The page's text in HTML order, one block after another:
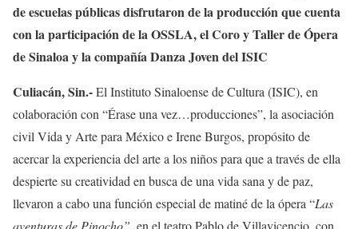
de escuelas públicas disfrutaron de la producción que cuenta
con la participación de la OSSLA, el Coro y Taller de Ópera
de Sinaloa y la compañía Danza Joven del ISIC
Culiacán, Sin.-El Instituto Sinaloense de Cultura (ISIC), en
colaboración con “Érase una vez…producciones”, la asociación
civil Vida y Arte para México e Irene Burgos, propósito de
acercar la experiencia del arte a los niños para que a través de ella
despierte su creatividad en busca de una vida sana y de paz,
llevaron a cabo una función especial de matiné de la ópera “Las
aventuras de Pinocho”, en el teatro Pablo de Villavicencio, con